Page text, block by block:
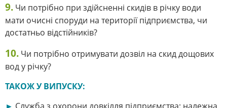
9. Чи потрібно при здійсненні скидів в річку води
мати очисні споруди на території підприємства, чи
достатньо відстійників?
10. Чи потрібно отримувати дозвіл на скид дощових
вод у річку?
ТАКОЖ У ВИПУСКУ: